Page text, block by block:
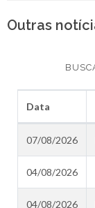
Outras
Data
07/08/2026
04/08/2026
04/08/2026